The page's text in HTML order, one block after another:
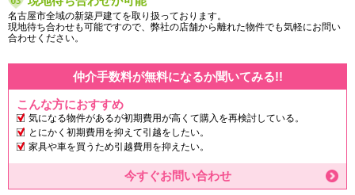
名古屋市全域の新築戸建てを取り扱っております。
現地待ち合わせも可能ですので、弊社の店舗から離れた物件でも気軽にお問い
合わせください。
仲介手数料が無料になるか聞いてみる!!
こんな方におすすめ
気になる物件があるが初期費用が高くて購入を再検討している。
とにかく初期費用を抑えて引越をしたい。
家具や車を買うため引越費用を抑えたい。
今すぐお問い合わせ